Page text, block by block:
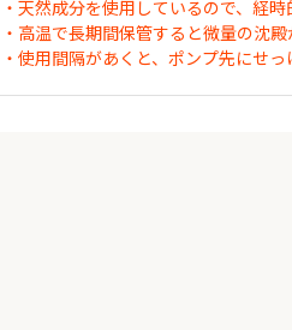
・天然成分を使用しているので、経
・高温で長期間保管すると微量の沈
・使用間隔があくと、ポンプ先にせ